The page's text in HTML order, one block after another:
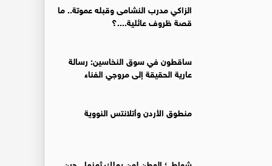
الزاكي مدرب النشامى وقبله عموتة.. ما
قصة ظروف عائلية....؟
ساقطون في سوق النخاسين: رسالة
عارية الحقيقة إلى مروجي الفناء
منطوق الأردن وأتلانتس النووية